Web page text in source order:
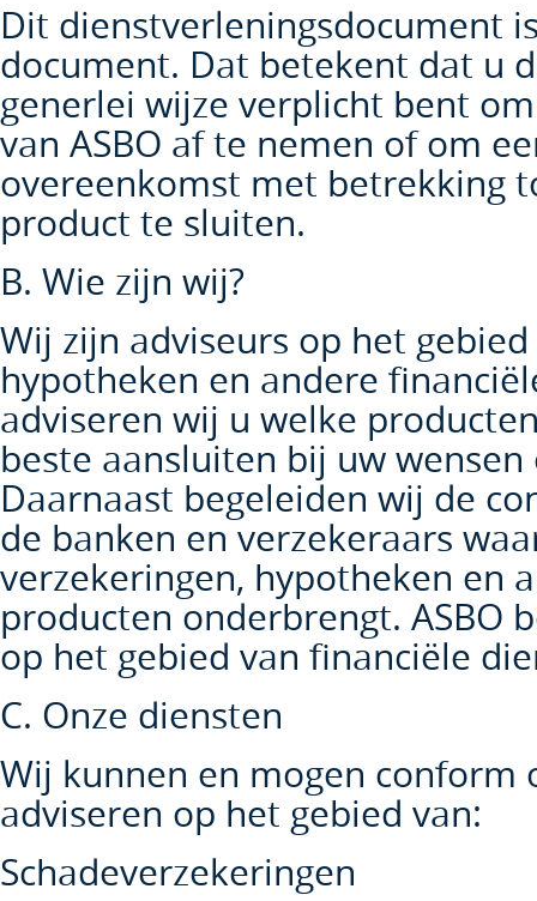
Dit dienstverleningsdocument
document. Dat betekent dat u
generlei wijze verplicht bent
van ASBO af te nemen of om
overeenkomst met betrekking
product te sluiten.
B. Wie zijn wij?
Wij zijn adviseurs op het
hypotheken en andere
adviseren wij u welke
beste aansluiten bij uw
Daarnaast begeleiden wij de
de banken en verzekeraars
verzekeringen, hypotheken en
producten onderbrengt. ASBO
op het gebied van financiële
C. Onze diensten
Wij kunnen en mogen conform
adviseren op het gebied van:
Schadeverzekeringen